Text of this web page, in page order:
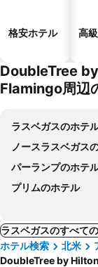
格安ホテル 高
DoubleTree
Flamingo周辺
ラスベガスのホテ
ノースラスベガス
パーランプのホテ
プリムのホテル
ラスベガスのすべて
ホテル検索
北米
DoubleTree by